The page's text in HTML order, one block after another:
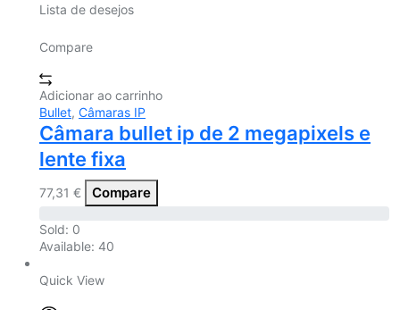
Lista de desejos
Compare
Adicionar ao carrinho
Bullet, Câmaras IP
Câmara bullet ip de 2 megapixels e
lente fixa
77,31 € Compare
Sold: 0
Available: 40
Quick View